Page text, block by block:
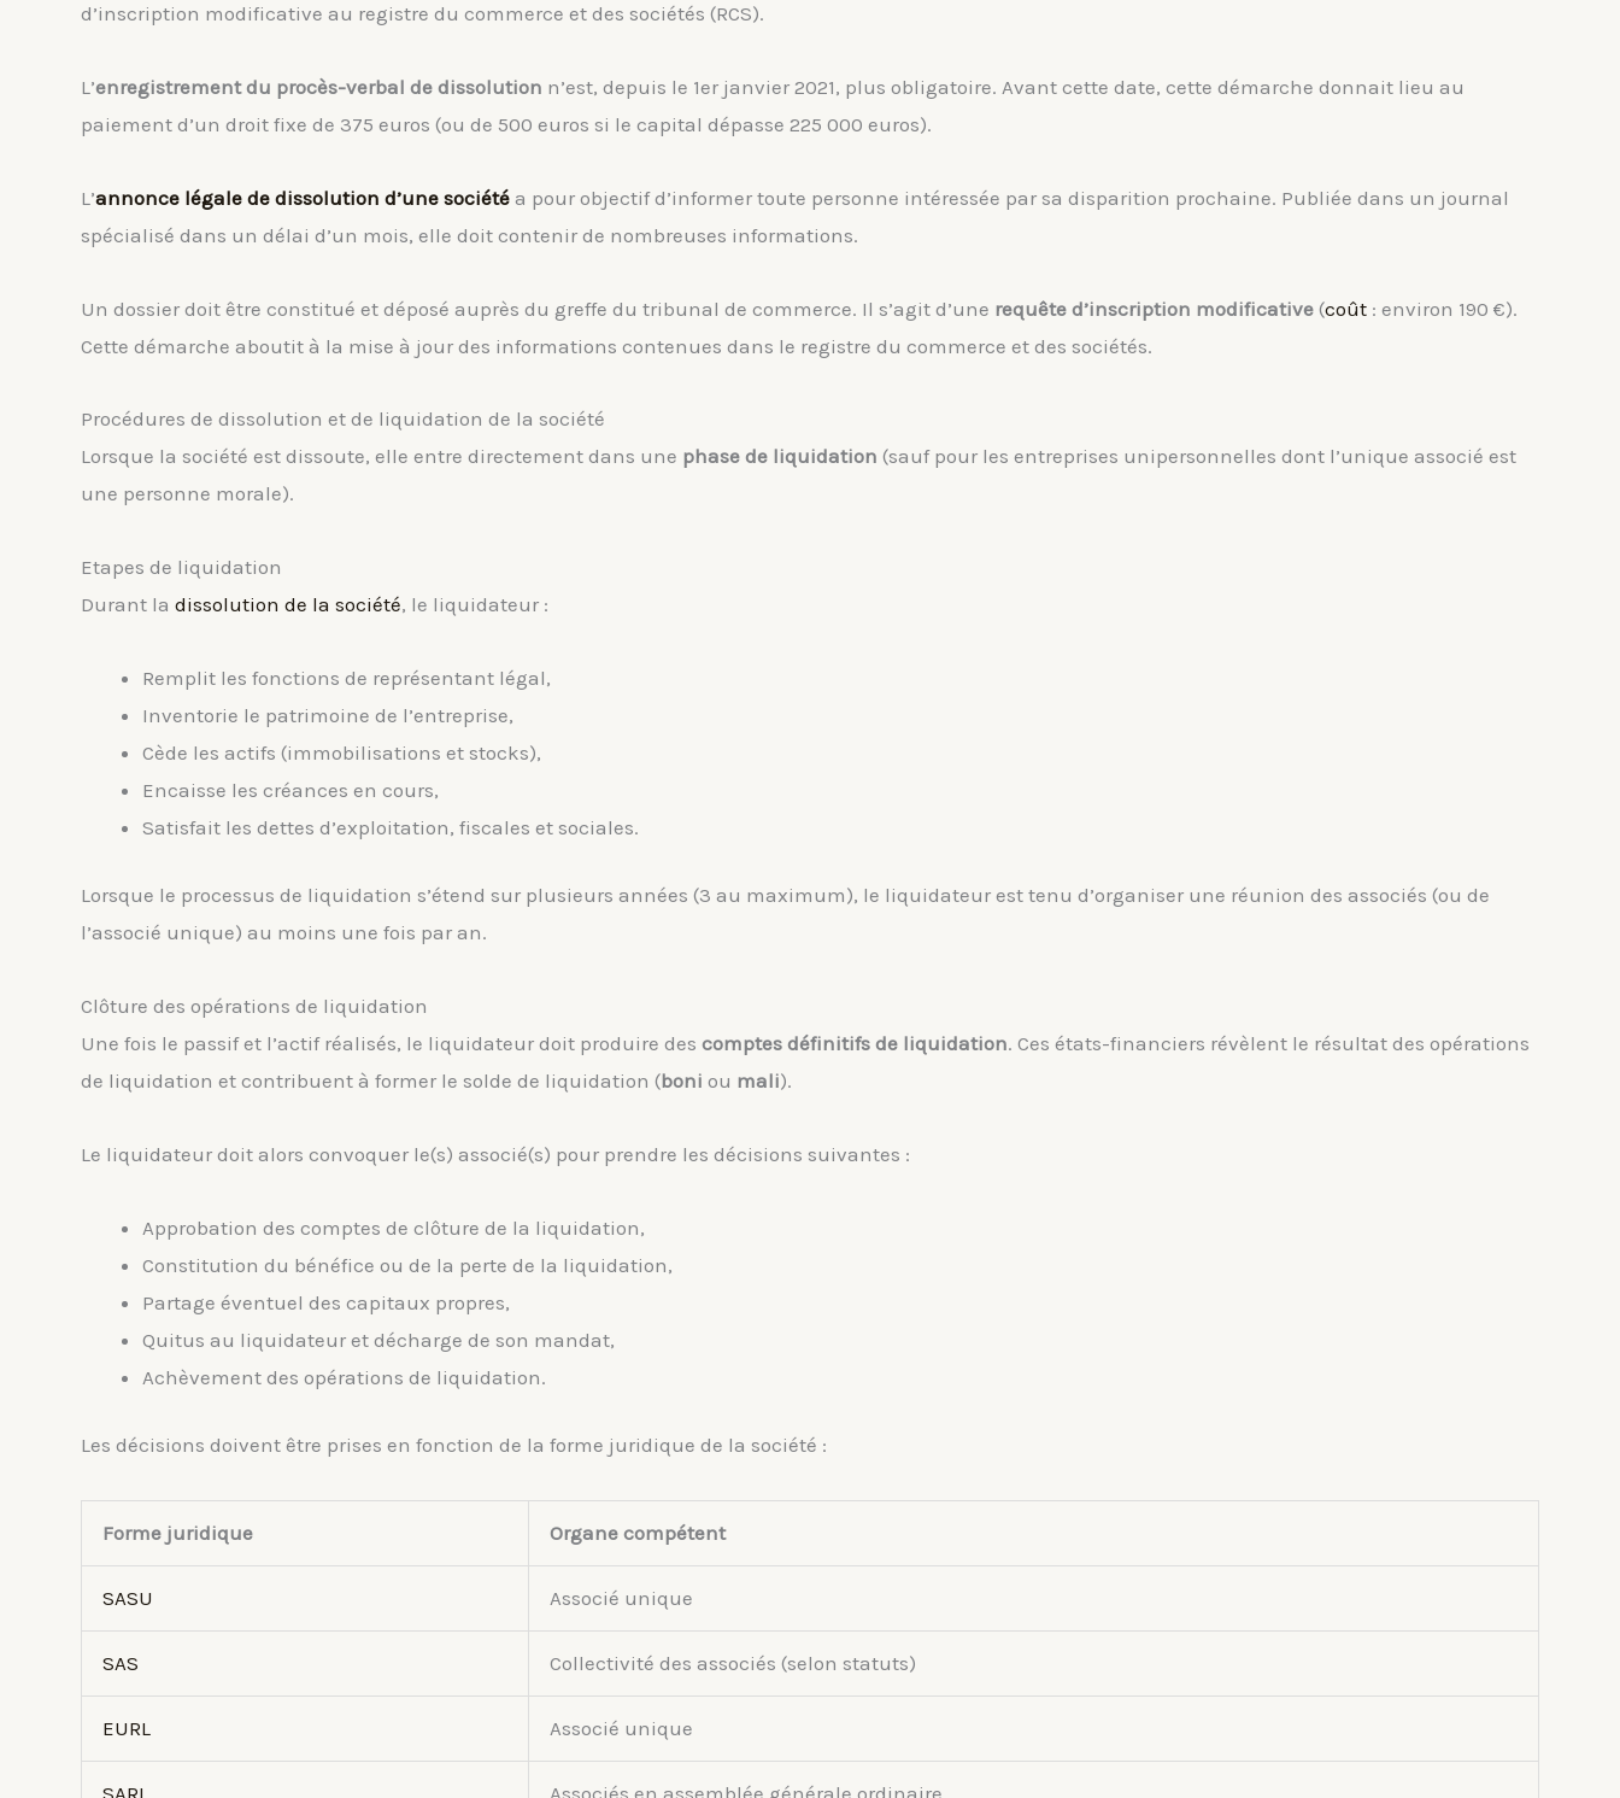
d’inscription modificative au registre du commerce et des sociétés (RCS).
L’enregistrement du procès-verbal de dissolution n’est, depuis le 1er janvier 2021, plus obligatoire. Avant cette date, cette démarche donnait lieu au
paiement d’un droit fixe de 375 euros (ou de 500 euros si le capital dépasse 225 000 euros).
L’annonce légale de dissolution d’une société a pour objectif d’informer toute personne intéressée par sa disparition prochaine. Publiée dans un journal
spécialisé dans un délai d’un mois, elle doit contenir de nombreuses informations.
Un dossier doit être constitué et déposé auprès du greffe du tribunal de commerce. Il s’agit d’une requête d’inscription modificative (coût : environ 190 €).
Cette démarche aboutit à la mise à jour des informations contenues dans le registre du commerce et des sociétés.
Procédures de dissolution et de liquidation de la société
Lorsque la société est dissoute, elle entre directement dans une phase de liquidation (sauf pour les entreprises unipersonnelles dont l’unique associé est
une personne morale).
Etapes de liquidation
Durant la dissolution de la société, le liquidateur :
Remplit les fonctions de représentant légal,
Inventorie le patrimoine de l’entreprise,
Cède les actifs (immobilisations et stocks),
Encaisse les créances en cours,
Satisfait les dettes d’exploitation, fiscales et sociales.
Lorsque le processus de liquidation s’étend sur plusieurs années (3 au maximum), le liquidateur est tenu d’organiser une réunion des associés (ou de
l’associé unique) au moins une fois par an.
Clôture des opérations de liquidation
Une fois le passif et l’actif réalisés, le liquidateur doit produire des comptes définitifs de liquidation. Ces états-financiers révèlent le résultat des opérations
de liquidation et contribuent à former le solde de liquidation (boni ou mali).
Le liquidateur doit alors convoquer le(s) associé(s) pour prendre les décisions suivantes :
Approbation des comptes de clôture de la liquidation,
Constitution du bénéfice ou de la perte de la liquidation,
Partage éventuel des capitaux propres,
Quitus au liquidateur et décharge de son mandat,
Achèvement des opérations de liquidation.
Les décisions doivent être prises en fonction de la forme juridique de la société :
Forme juridique Organe compétent
SASU Associé unique
SAS Collectivité des associés (selon statuts)
EURL Associé unique
SARL Associés en assemblée générale ordinaire